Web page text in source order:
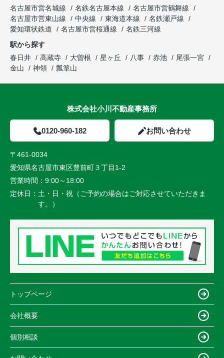
名古屋市営名城線
名鉄名古屋本線
名古屋市営鶴舞線
名古屋市営東山線
中央線 東海道本線
名鉄瀬戸線
愛知環状鉄道
名古屋市営桜通線
名鉄三河線
駅から探す
春日井
高蔵寺 大曽根 星ヶ丘 八事 赤池
尾張一宮
金山
神領 瓢箪山
株式会社小川不動産事務所
0120-960-182 お問い合わせ
〒461-0034
愛知県名古屋市東区豊前町３丁目1-2
営業時間： 9:00～18:00
定休日： 土・日・祝（ご予約の場合はご対応させていただきま
す。）
トップページ
会社概要
個別相談